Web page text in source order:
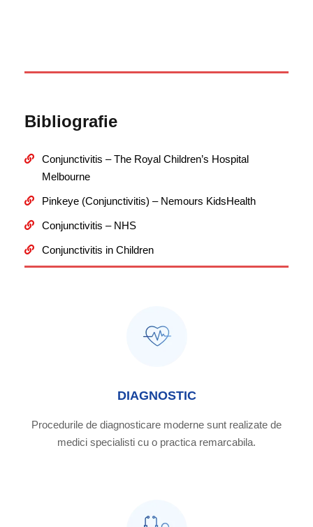
Bibliografie
Conjunctivitis – The Royal Children’s Hospital
Melbourne
Pinkeye (Conjunctivitis) – Nemours KidsHealth
Conjunctivitis – NHS
Conjunctivitis in Children
DIAGNOSTIC
Procedurile de diagnosticare moderne sunt realizate de
medici specialisti cu o practica remarcabila.